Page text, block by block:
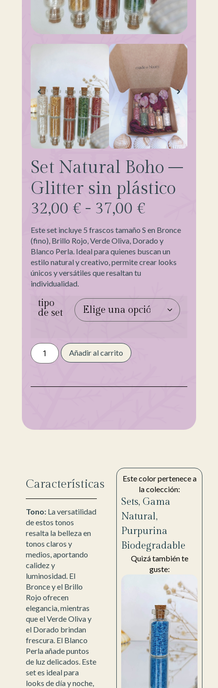
Set Natural Boho –
Glitter sin plástico
32,00 € - 37,00 €
Este set incluye 5 frascos tamaño S en Bronce
(fino), Brillo Rojo, Verde Oliva, Dorado y
Blanco Perla. Ideal para quienes buscan un
estilo natural y creativo, permite crear looks
únicos y versátiles que resaltan tu
individualidad.
tipo
de set
Añadir al carrito
Características
Tono:La versatilidad
de estos tonos
resalta la belleza en
tonos claros y
medios, aportando
calidez y
luminosidad. El
Bronce y el Brillo
Rojo ofrecen
elegancia, mientras
que el Verde Oliva y
el Dorado brindan
frescura. El Blanco
Perla añade puntos
de luz delicados. Este
set es ideal para
looks de día y noche,
Este color pertenece a
la colección:
Sets, Gama
Natural,
Purpurina
Biodegradable
Quizá también te
guste: